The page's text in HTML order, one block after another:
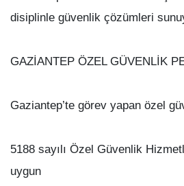
disiplinle güvenlik çözümleri
GAZİANTEP ÖZEL GÜVENLİK
Gaziantep’te görev yapan özel
5188 sayılı Özel Güvenlik
uygun